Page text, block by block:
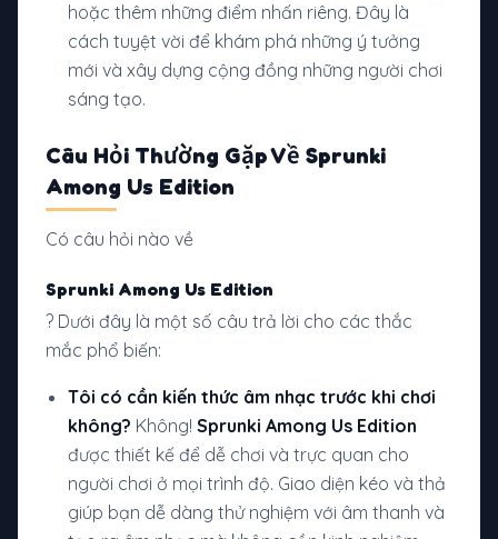
hoặc thêm những điểm nhấn riêng. Đây là
cách tuyệt vời để khám phá những ý tưởng
mới và xây dựng cộng đồng những người chơi
sáng tạo.
Câu Hỏi Thường Gặp Về Sprunki
Among Us Edition
Có câu hỏi nào về
Sprunki Among Us Edition
? Dưới đây là một số câu trả lời cho các thắc
mắc phổ biến:
Tôi có cần kiến thức âm nhạc trước khi chơi
không? Không! Sprunki Among Us Edition
được thiết kế để dễ chơi và trực quan cho
người chơi ở mọi trình độ. Giao diện kéo và thả
giúp bạn dễ dàng thử nghiệm với âm thanh và